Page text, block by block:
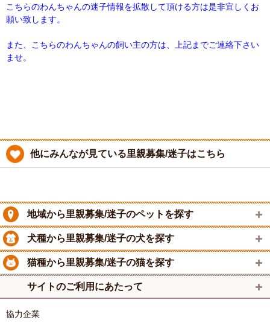
こちらのわんちゃんの迷子情報を拡散して頂ける方は是非宜しくお
願い致します。
また、こちらのわんちゃんの飼い主の方は、上記までご連絡下さい
ませ。
他にみんなが見ている里親募集/迷子はこちら
地域から里親募集/迷子のペットを探す
犬種から里親募集/迷子の犬を探す
猫種から里親募集/迷子の猫を探す
サイトのご利用にあたって
協力企業